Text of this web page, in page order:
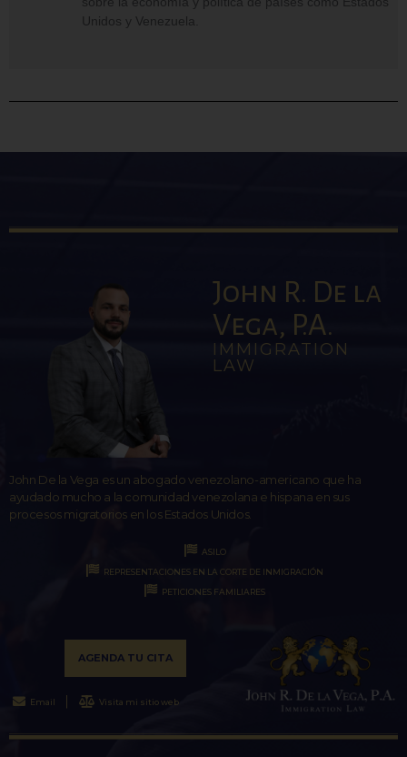
Unidos y Venezuela.
John R. De la
Vega, P.A.
IMMIGRATION
LAW
John De la Vega es un abogado venezolano-americano que ha
ayudado mucho a la comunidad venezolana e hispana en sus
procesos migratorios en los Estados Unidos.
ASILO
REPRESENTACIONES EN LA CORTE DE INMIGRACIÓN
PETICIONES FAMILIARES
AGENDA TU CITA
Email Visita mi sitio web